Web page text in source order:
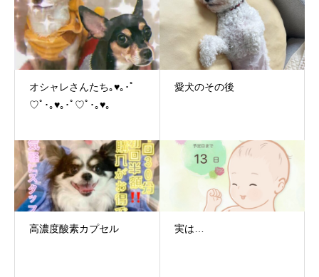
オシャレさんたち｡♥｡･ﾟ
♡ﾟ･｡♥｡･ﾟ♡ﾟ･｡♥｡
愛犬のその後
高濃度酸素カプセル 実は…